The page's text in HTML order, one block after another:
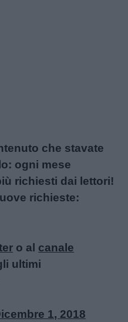
che stavate
ogni mese
richiesti dai lettori!
richieste:
o al canale
ultimi
1, 2018